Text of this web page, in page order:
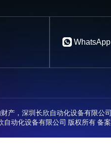
WhatsApp
产，深圳长欣自动化设备有限公
动化设备有限公司 版权所有 备案